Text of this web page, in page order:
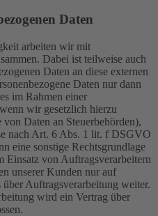
Daten
arbeiten wir mit
Dabei ist teilweise auch
Daten an diese externen
Daten nur dann
im Rahmen einer
wir gesetzlich hierzu
Daten an Steuerbehörden),
nach Art. 6 Abs. 1 lit. f DSGVO
eine sonstige Rechtsgrundlage
Einsatz von Auftragsverarbeitern
unserer Kunden nur auf
Auftragsverarbeitung weiter.
wird ein Vertrag über